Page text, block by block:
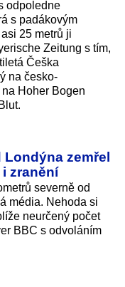
odpoledne
s padákovým
25 metrů ji
Zeitung s tím,
Češka
na česko-
Hoher Bogen
Londýna zemřel
zranění
severně od
média. Nehoda si
neurčený počet
BBC s odvoláním